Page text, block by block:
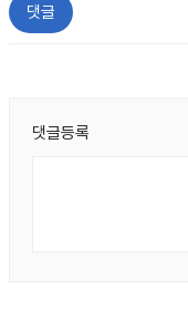
댓글
댓글등록